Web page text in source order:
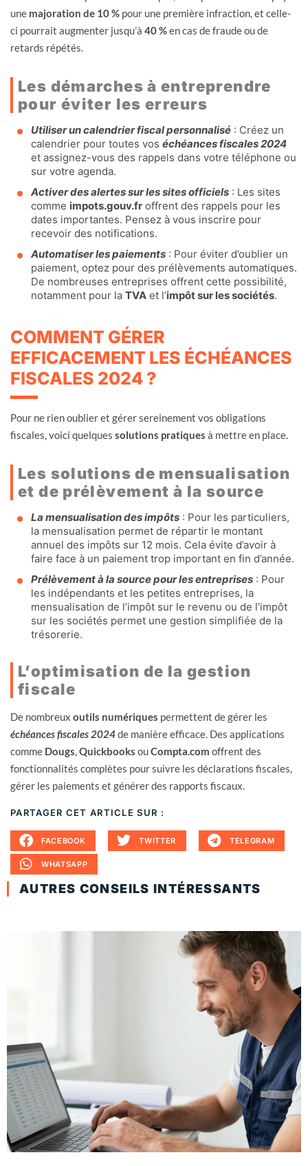
une majoration de 10 % pour une première infraction, et celle-
ci pourrait augmenter jusqu’à 40 %en cas de fraude ou de
retards répétés.
Les démarches à entreprendre
pour éviter les erreurs
Utiliser un calendrier fiscal personnalisé : Créez un
calendrier pour toutes vos échéances fiscales 2024
et assignez-vous des rappels dans votre téléphone ou
sur votre agenda.
Activer des alertes sur les sites officiels : Les sites
comme impots.gouv.fr offrent des rappels pour les
dates importantes. Pensez à vous inscrire pour
recevoir des notifications.
Automatiser les paiements : Pour éviter d’oublier un
paiement, optez pour des prélèvements automatiques.
De nombreuses entreprises offrent cette possibilité,
notamment pour la TVA et l’impôt sur les sociétés.
COMMENT GÉRER
EFFICACEMENT LES ÉCHÉANCES
FISCALES 2024 ?
Pour ne rien oublier et gérer sereinement vos obligations
fiscales, voici quelques solutions pratiques à mettre en place.
Les solutions de mensualisation
et de prélèvement à la source
La mensualisation des impôts : Pour les particuliers,
la mensualisation permet de répartir le montant
annuel des impôts sur 12 mois. Cela évite d’avoir à
faire face à un paiement trop important en fin d’année.
Prélèvement à la source pour les entreprises : Pour
les indépendants et les petites entreprises, la
mensualisation de l’impôt sur le revenu ou de l’impôt
sur les sociétés permet une gestion simplifiée de la
trésorerie.
L’optimisation de la gestion
fiscale
De nombreux outils numériques permettent de gérer les
échéances fiscales 2024de manière efficace. Des applications
comme Dougs,Quickbooks ouCompta.com offrent des
fonctionnalités complètes pour suivre les déclarations fiscales,
gérer les paiements et générer des rapports fiscaux.
PARTAGER CET ARTICLE SUR :
FACEBOOK TWITTER TELEGRAM
WHATSAPP
AUTRES CONSEILS INTÉRESSANTS